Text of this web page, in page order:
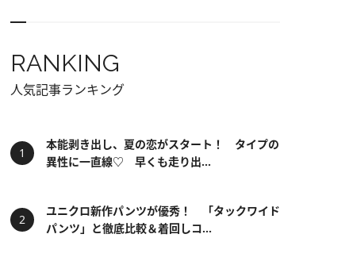
RANKING
人気記事ランキング
本能剥き出し、夏の恋がスタート！ タイプの
異性に一直線♡ 早くも走り出...
ユニクロ新作パンツが優秀！ 「タックワイド
パンツ」と徹底比較＆着回しコ...